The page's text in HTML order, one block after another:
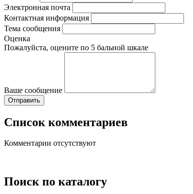
Электронная почта
Контактная информация
Тема сообщения
Оценка
Пожалуйста, оцените по 5 бальной шкале
Ваше сообщение
Список комментариев
Комментарии отсутствуют
Поиск по каталогу